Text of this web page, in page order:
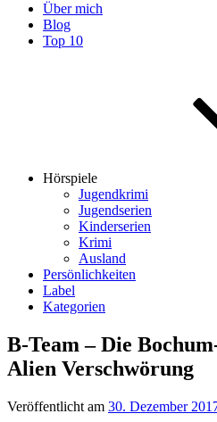
Über mich
Blog
Top 10
Hörspiele
Jugendkrimi
Jugendserien
Kinderserien
Krimi
Ausland
Persönlichkeiten
Label
Kategorien
B-Team – Die
Alien Verschwörung
Veröffentlicht am 30. Dezember